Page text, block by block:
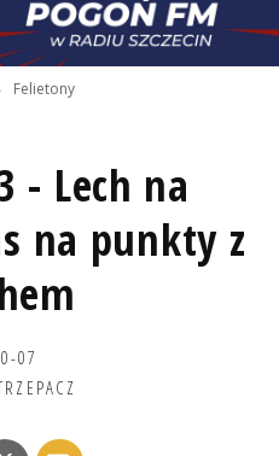
Felietony
- Lech na
na punkty z
07